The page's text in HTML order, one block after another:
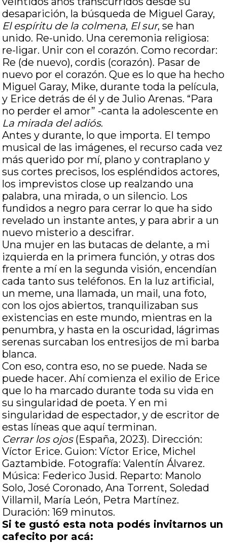
desaparición, la búsqueda de Miguel Garay,
El espíritu de la colmena, El sur, se han
unido. Re-unido. Una ceremonia religiosa:
re-ligar. Unir con el corazón. Como recordar:
Re (de nuevo), cordis (corazón). Pasar de
nuevo por el corazón. Que es lo que ha hecho
Miguel Garay, Mike, durante toda la película,
y Erice detrás de él y de Julio Arenas. “Para
no perder el amor” -canta la adolescente en
La mirada del adiós.
Antes y durante, lo que importa. El tempo
musical de las imágenes, el recurso cada vez
más querido por mí, plano y contraplano y
sus cortes precisos, los espléndidos actores,
los imprevistos close up realzando una
palabra, una mirada, o un silencio. Los
fundidos a negro para cerrar lo que ha sido
revelado un instante antes, y para abrir a un
nuevo misterio a descifrar.
Una mujer en las butacas de delante, a mi
izquierda en la primera función, y otras dos
frente a mí en la segunda visión, encendían
cada tanto sus teléfonos. En la luz artificial,
un meme, una llamada, un mail, una foto,
con los ojos abiertos, tranquilizaban sus
existencias en este mundo, mientras en la
penumbra, y hasta en la oscuridad, lágrimas
serenas surcaban los entresijos de mi barba
blanca.
Con eso, contra eso, no se puede. Nada se
puede hacer. Ahí comienza el exilio de Erice
que lo ha marcado durante toda su vida en
su singularidad de poeta. Y en mi
singularidad de espectador, y de escritor de
estas líneas que aquí terminan.
Cerrar los ojos(España, 2023). Dirección:
Víctor Erice. Guion: Víctor Erice, Michel
Gaztambide. Fotografía: Valentín Álvarez.
Música: Federico Jusid. Reparto: Manolo
Solo, José Coronado, Ana Torrent, Soledad
Villamil, María León, Petra Martínez.
Duración: 169 minutos.
Si te gustó esta nota podés invitarnos un
cafecito por acá: